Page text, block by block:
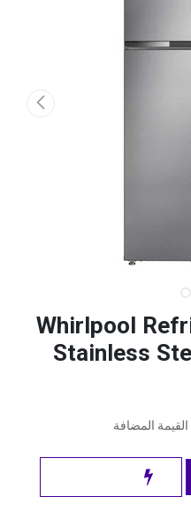
Whirlpool
Stainless
المضافة